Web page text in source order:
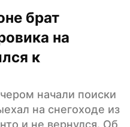
брат
на
к
начали поиски
на снегоходе из
и не вернулся. Об